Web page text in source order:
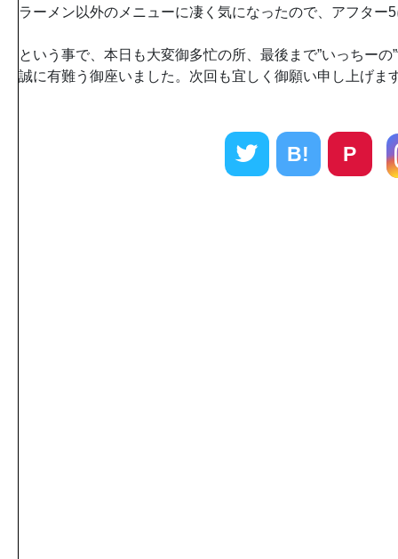
ラーメン以外のメニューに凄く気になったので、アフター
という事で、本日も大変御多忙の所、最後まで”いっちーの
誠に有難う御座いました。次回も宜しく御願い申し上げま
B! P